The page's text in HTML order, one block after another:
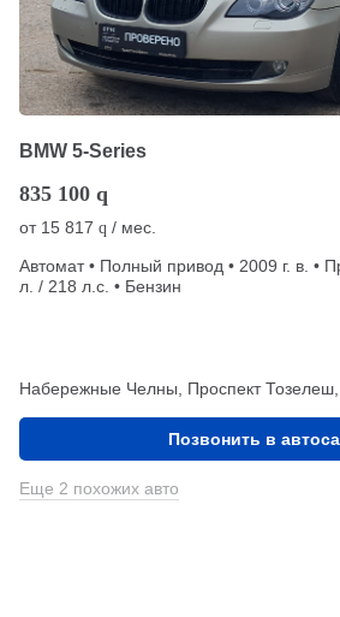
BMW 5-Series
835 100 q
от 15 817 q / мес.
Автомат • Полный привод • 2009 г. в. •
л. / 218 л.с. • Бензин
Набережные Челны, Проспект
Позвонить в
Еще 2 похожих авто